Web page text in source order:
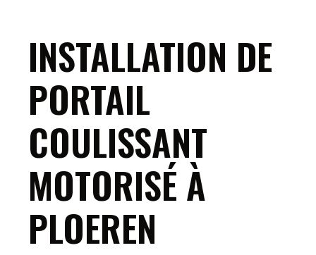
INSTALLATION DE
PORTAIL
COULISSANT
MOTORISÉ À
PLOEREN